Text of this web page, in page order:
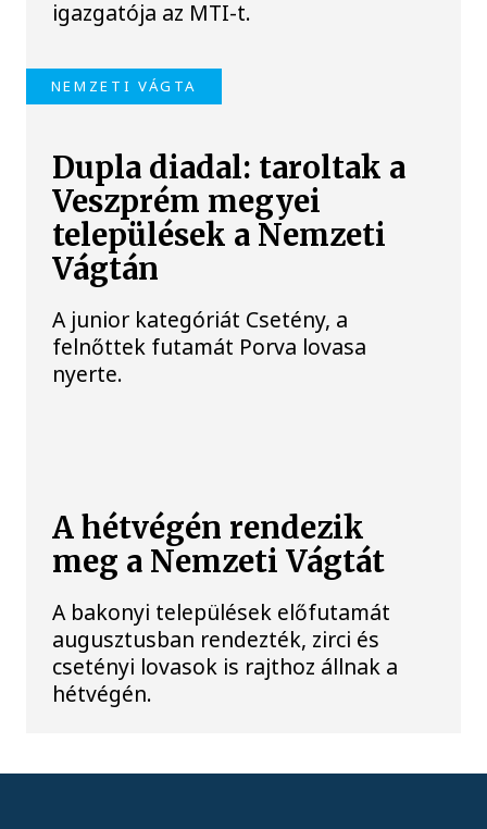
igazgatója az MTI-t.
NEMZETI VÁGTA
Dupla diadal: taroltak a
Veszprém megyei
települések a Nemzeti
Vágtán
A junior kategóriát Csetény, a
felnőttek futamát Porva lovasa
nyerte.
A hétvégén rendezik
meg a Nemzeti Vágtát
A bakonyi települések előfutamát
augusztusban rendezték, zirci és
csetényi lovasok is rajthoz állnak a
hétvégén.